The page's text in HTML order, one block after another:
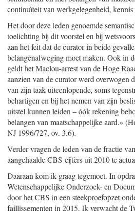
continuïteit van werkgelegenheid,
Het door deze leden genoemde
toelichting bij dit voorstel en bij
aan het feit dat de curator in beide
belangenafweging moet maken. Ook in
geldt het Maclou-arrest van de Hoge
aanzien van de curator werd overwogen
van zijn taak uiteenlopende, soms
behartigen en bij het nemen van zijn
uitstel kunnen leiden – óók rekening
belangen van maatschappelijke aard.»
NJ 1996/727, ov. 3.6).
Verder vragen de leden van de fractie
aangehaalde CBS-cijfers uit 2010 te
Daaraan kom ik graag tegemoet. In
Wetenschappelijke Onderzoek- en
door het CBS in een steekproefopzet
faillissementen in 2015. Ik verwacht de